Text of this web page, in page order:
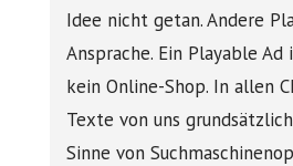
Idee nicht getan. Andere
Ansprache. Ein Playable
kein Online-Shop. In allen
Texte von uns
Sinne von